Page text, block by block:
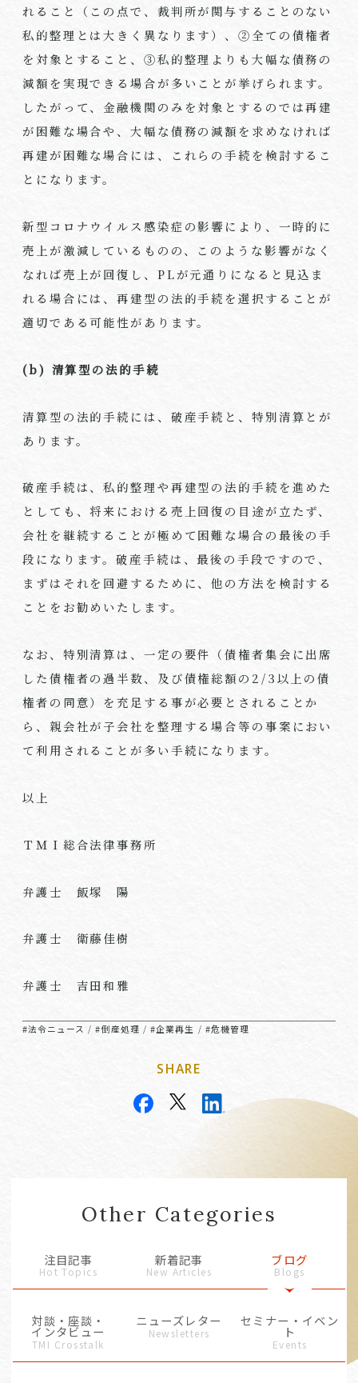
れること（この点で、裁判所が関与することのない
私的整理とは大きく異なります）、②全ての債権者
を対象とすること、③私的整理よりも大幅な債務の
減額を実現できる場合が多いことが挙げられます。
したがって、金融機関のみを対象とするのでは再建
が困難な場合や、大幅な債務の減額を求めなければ
再建が困難な場合には、これらの手続を検討するこ
とになります。
新型コロナウイルス感染症の影響により、一時的に
売上が激減しているものの、このような影響がなく
なれば売上が回復し、PLが元通りになると見込ま
れる場合には、再建型の法的手続を選択することが
適切である可能性があります。
(b) 清算型の法的手続
清算型の法的手続には、破産手続と、特別清算とが
あります。
破産手続は、私的整理や再建型の法的手続を進めた
としても、将来における売上回復の目途が立たず、
会社を継続することが極めて困難な場合の最後の手
段になります。破産手続は、最後の手段ですので、
まずはそれを回避するために、他の方法を検討する
ことをお勧めいたします。
なお、特別清算は、一定の要件（債権者集会に出席
した債権者の過半数、及び債権総額の2/3以上の債
権者の同意）を充足する事が必要とされることか
ら、親会社が子会社を整理する場合等の事案におい
て利用されることが多い手続になります。
以上
ＴＭＩ総合法律事務所
弁護士 飯塚 陽
弁護士 衛藤佳樹
弁護士 吉田和雅
#法令ニュース /#倒産処理 /#企業再生 / #危機管理
SHARE
Other Categories
注目記事
Hot Topics
新着記事
New Articles
ブログ
Blogs
対談・座談・
インタビュー
TMI Crosstalk
ニューズレター
Newsletters
セミナー・イベン
ト
Events